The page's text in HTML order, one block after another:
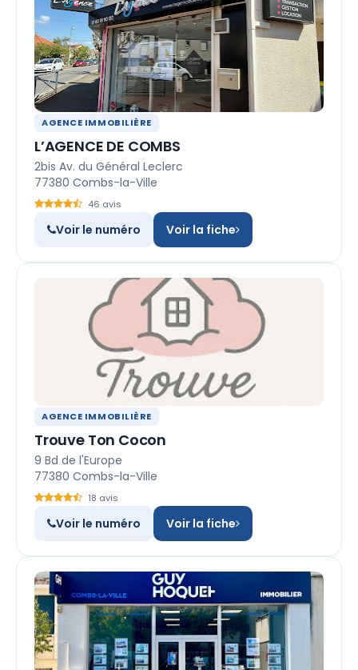
AGENCE IMMOBILIÈRE
L’AGENCE DE COMBS
2bis Av. du Général Leclerc
77380 Combs-la-Ville
46 avis
Voir le numéro Voir la fiche
AGENCE IMMOBILIÈRE
Trouve Ton Cocon
9 Bd de l'Europe
77380 Combs-la-Ville
18 avis
Voir le numéro Voir la fiche